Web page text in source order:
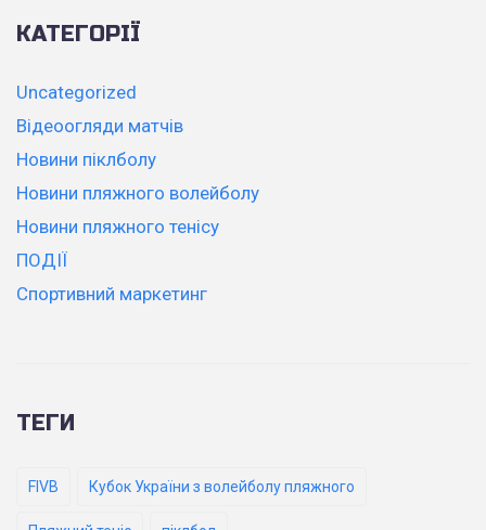
КАТЕГОРІЇ
Uncategorized
Відеоогляди матчів
Новини піклболу
Новини пляжного волейболу
Новини пляжного тенісу
ПОДІЇ
Спортивний маркетинг
ТЕГИ
FIVB Кубок України з волейболу пляжного